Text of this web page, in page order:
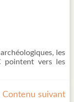
Contenu suivant
les
pointent vers les